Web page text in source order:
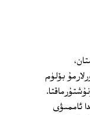
بۆلۈم
ئاممىۋى